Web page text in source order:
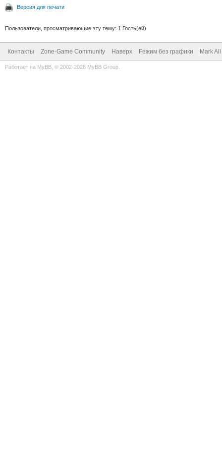
Версия для печати
Пользователи, просматривающие эту тему: 1 Гость(ей)
Контакты Zone-Game Community Наверх Режим без графики Mark
Работает на MyBB , © 2002-2026 MyBB Group